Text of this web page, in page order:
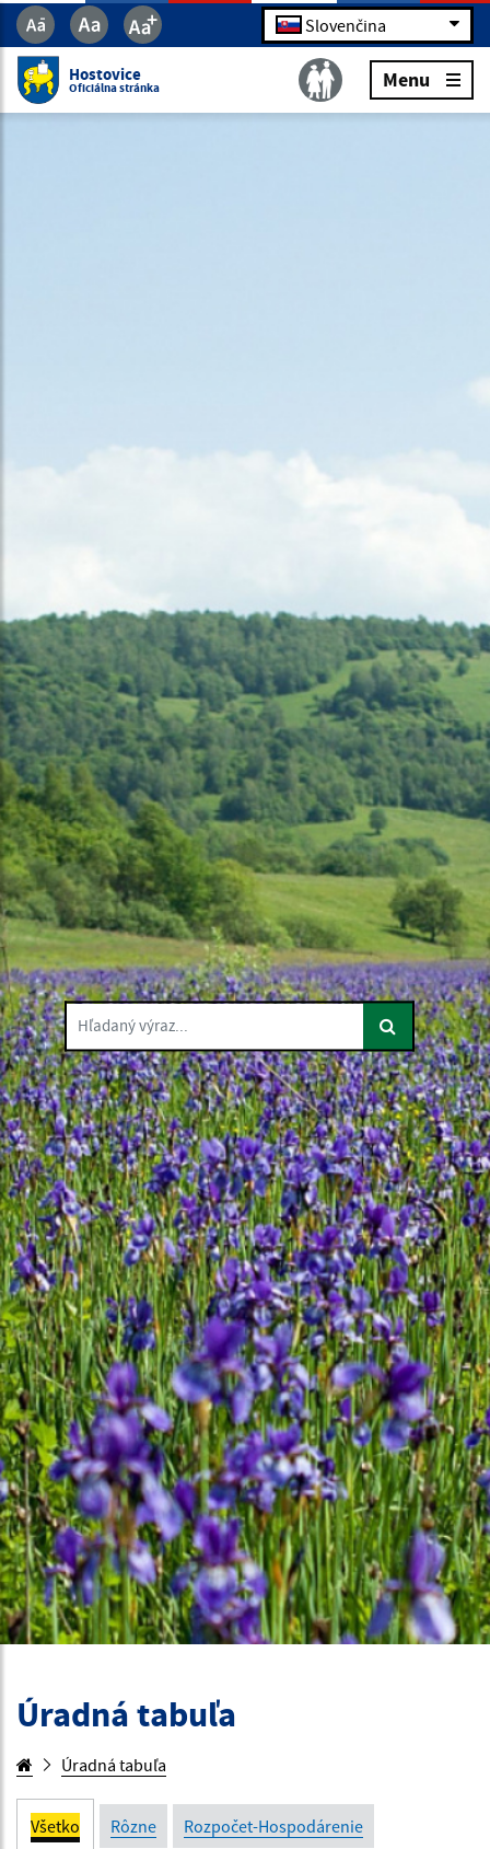
Slovenčina
Hostovice
Oficiálna stránka Menu
Hľadaný výraz...
Úradná tabuľa
Úradná tabuľa
Všetko Rôzne Rozpočet-Hospodárenie